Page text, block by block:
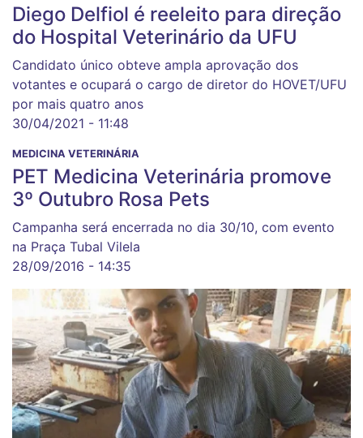
Diego Delfiol é reeleito para direção
do Hospital Veterinário da UFU
Candidato único obteve ampla aprovação dos
votantes e ocupará o cargo de diretor do HOVET/UFU
por mais quatro anos
30/04/2021 - 11:48
MEDICINA VETERINÁRIA
PET Medicina Veterinária promove
3º Outubro Rosa Pets
Campanha será encerrada no dia 30/10, com evento
na Praça Tubal Vilela
28/09/2016 - 14:35